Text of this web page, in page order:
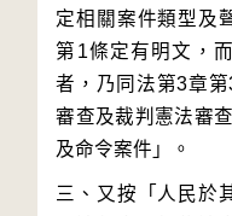
定相關案件類型及
第1條定有明文，
者，乃同法第3章
審查及裁判憲法審
三、又按「人民於